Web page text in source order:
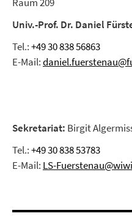
Univ.-Prof. Dr. Daniel
Tel.:+49 30 838 56863
E-Mail:
Sekretariat: Birgit
Tel.:+49 30 838 53783
E-Mail: LS-